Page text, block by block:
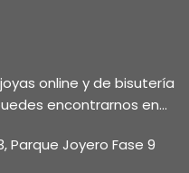
online y de bisutería
encontrarnos en...
Parque Joyero Fase 9